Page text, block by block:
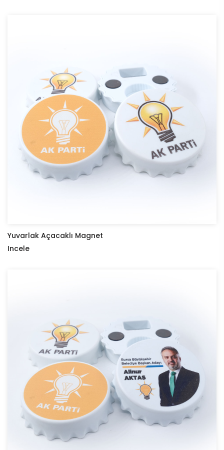
Yuvarlak Açacaklı Magnet
Incele